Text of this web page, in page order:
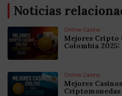
Noticias
Online Casino
Mejores Cripto
Colombia
Online Casino
Mejores